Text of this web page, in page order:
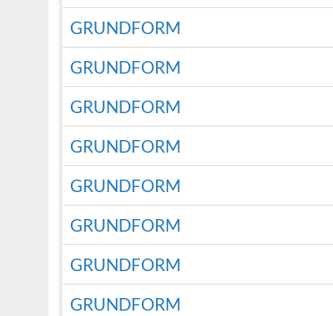
GRUNDFORM
GRUNDFORM
GRUNDFORM
GRUNDFORM
GRUNDFORM
GRUNDFORM
GRUNDFORM
GRUNDFORM